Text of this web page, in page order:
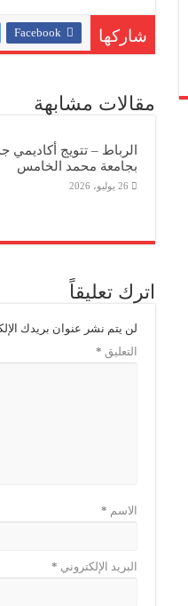
شاركها Facebook
مقالات مشابهة
الرباط – تتويج أكاديمي
بجامعة محمد الخامس
26 يوليو، 2026
اترك تعليقاً
لن يتم نشر عنوان بريدك
التعليق *
الاسم *
البريد الإلكتروني *